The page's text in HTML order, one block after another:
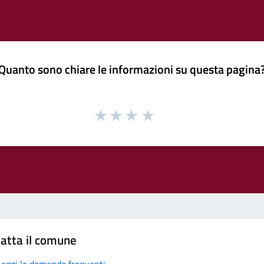
sono chiare le informazioni su questa
il comune